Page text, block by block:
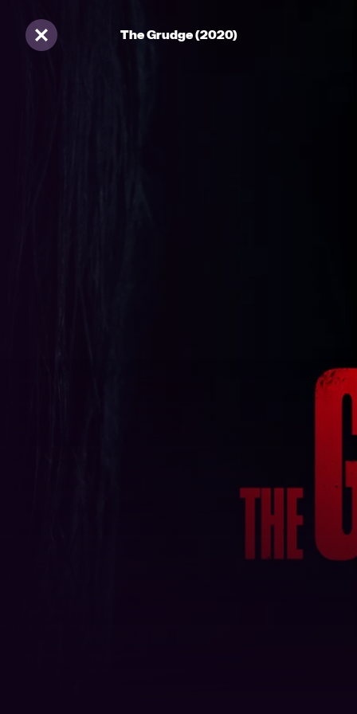
Sluiten
The Grudge (2020)